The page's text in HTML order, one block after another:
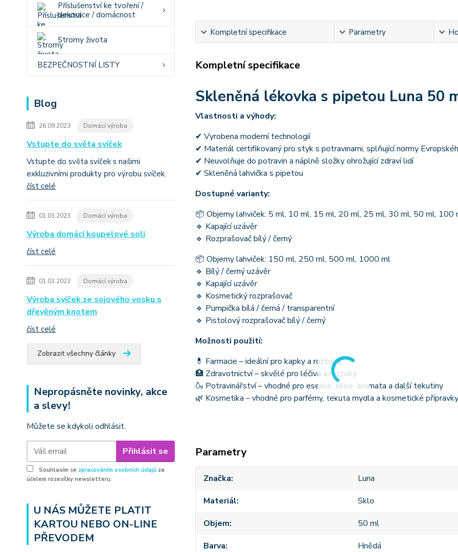
Příslušenství ke tvoření /
dekorace / domácnost
Stromy života
BEZPEČNOSTNÍ LISTY
Blog
26.09.2023 Domácí výroba
Vstupte do světa svíček
Vstupte do světa svíček s našimi
exkluzivními produkty pro výrobu svíček.
číst celé
01.03.2023 Domácí výroba
Výroba domácí koupelové soli
číst celé
01.03.2023 Domácí výroba
Výroba svíček ze sojového vosku s
dřevěným knotem
číst celé
Zobrazit všechny články
Nepropásněte novinky, akce
a slevy!
Můžete se kdykoli odhlásit.
Přihlásit se
Souhlasím se zpracováním osobních údajů za
účelem rozesílky newsletteru.
U NÁS MŮŽETE PLATIT
KARTOU NEBO ON-LINE
PŘEVODEM
Kompletní specifikace Parametry
Kompletní specifikace
Skleněná lékovka s pipetou Luna 50
Vlastnosti a výhody:
✔ Vyrobena moderní technologií
✔ Materiál certifikovaný pro styk s potravinami, splňující normy
✔ Neuvolňuje do potravin a náplně složky ohrožující zdraví lidí
✔ Skleněná lahvička s pipetou
Dostupné varianty:
📦 Objemy lahviček: 5 ml, 10 ml, 15 ml, 20 ml, 25 ml, 30 ml, 50 ml, 100
🔹 Kapající uzávěr
🔹 Rozprašovač bílý / černý
📦 Objemy lahviček: 150 ml, 250 ml, 500 ml, 1000 ml
🔹 Bílý / černý uzávěr
🔹 Kapající uzávěr
🔹 Kosmetický rozprašovač
🔹 Pumpička bílá / černá / transparentní
🔹 Pistolový rozprašovač bílý / černý
Možnosti použití:
💊 Farmacie – ideální pro kapky a roztoky
🏥 Zdravotnictví – skvělé pro léčiva a roztoky
🍶 Potravinářství – vhodné pro esence, silice, aromata a další tekutiny
🌿 Kosmetika – vhodné pro parfémy, tekutá mýdla a kosmetické přípravky
Parametry
Značka
Luna
Materiál
Sklo
Objem
50 ml
Barva
Hnědá